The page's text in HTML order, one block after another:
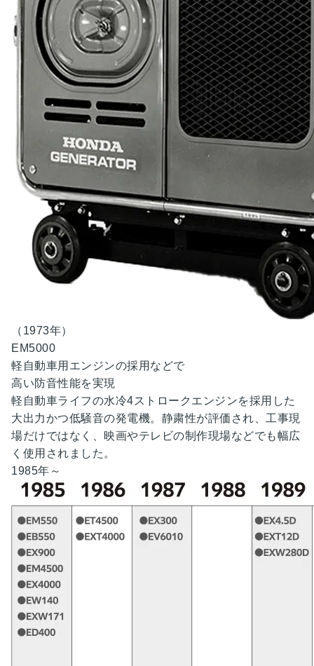
（1973年）
EM5000
軽自動車用エンジンの採用などで
高い防音性能を実現
軽自動車ライフの水冷4ストロークエンジンを採用した
大出力かつ低騒音の発電機。静粛性が評価され、工事現
場だけではなく、映画やテレビの制作現場などでも幅広
く使用されました。
1985年～